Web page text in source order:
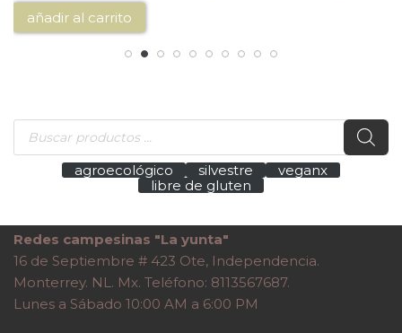
añadir al carrito
agroecológico silvestre
veganx
libre de gluten
Redes campesinas "La yunta"
16 de Septiembre # 423 Ote, Independencia.
Monterrey. NL. Mx. Teléfono: 8113567687.
Lunes a Sábado 10:00 AM a 6:00 PM